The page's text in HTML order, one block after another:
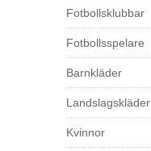
Fotbollsklubbar
Fotbollsspelare
Barnkläder
Landslagskläder
Kvinnor